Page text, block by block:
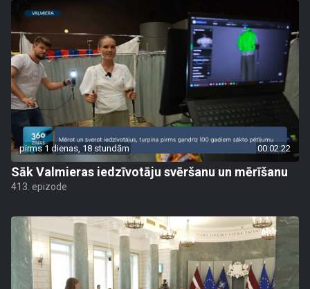
pirms 1 dienas, 18 stundām 00:02:22
Sāk Valmieras iedzīvotāju svēršanu un mērīšanu
413. epizode